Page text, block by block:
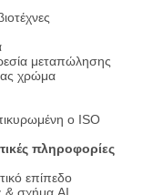
μεταπώλησης
χρώμα
ο ISO
πληροφορίες
επίπεδο